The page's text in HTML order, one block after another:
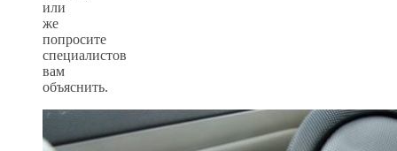
или
же
попросите
специалистов
вам
объяснить.